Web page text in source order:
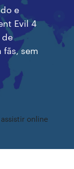
e
Evil 4
de
sem
online